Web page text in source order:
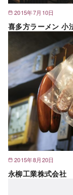
2015年7月10日
喜多方ラーメン 小
2015年8月20日
永柳工業株式会社